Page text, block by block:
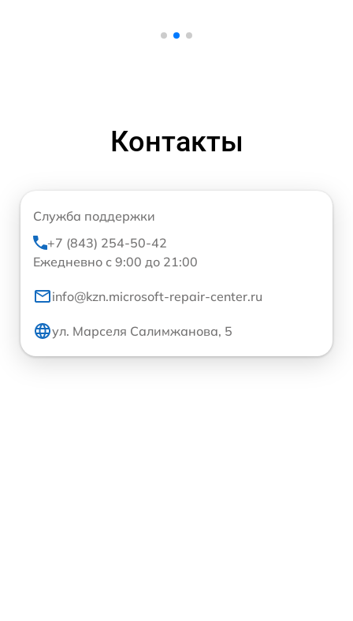
Контакты
Служба поддержки
+7 (843) 254-50-42
Ежедневно с 9:00 до 21:00
info@kzn.microsoft-repair-center.ru
ул. Марселя Салимжанова, 5